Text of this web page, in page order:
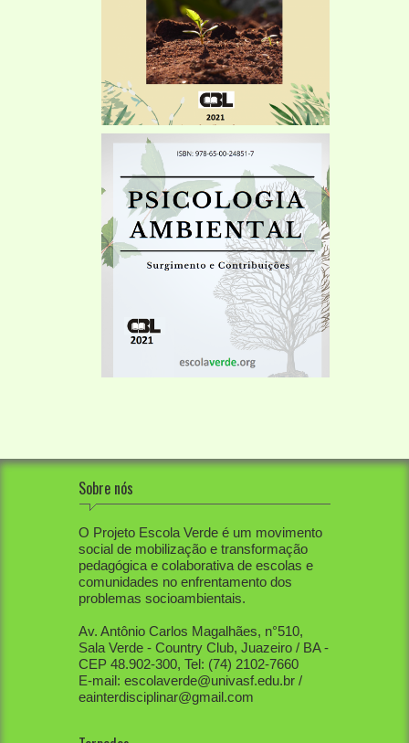
Sobre nós
O Projeto Escola Verde é um movimento
social de mobilização e transformação
pedagógica e colaborativa de escolas e
comunidades no enfrentamento dos
problemas socioambientais.
Av. Antônio Carlos Magalhães, n°510,
Sala Verde - Country Club, Juazeiro / BA -
CEP 48.902-300, Tel: (74) 2102-7660
E-mail: escolaverde@univasf.edu.br /
eainterdisciplinar@gmail.com